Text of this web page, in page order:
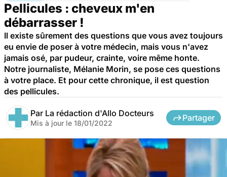
Pellicules : cheveux m'en
débarrasser !
Il existe sûrement des questions que vous avez toujours
eu envie de poser à votre médecin, mais vous n'avez
jamais osé, par pudeur, crainte, voire même honte.
Notre journaliste, Mélanie Morin, se pose ces questions
à votre place. Et pour cette chronique, il est question
des pellicules.
Par La rédaction d'Allo Docteurs
Mis à jour le 18/01/2022
Partager